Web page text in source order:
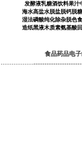
发酵液乳糖酒饮料果汁
海水高盐水脱盐脱钙脱
湿法磷酸纯化除杂脱色
造纸黑液木质素氨基酸
食品药品电
···· ···· · ·· ···· ·····························